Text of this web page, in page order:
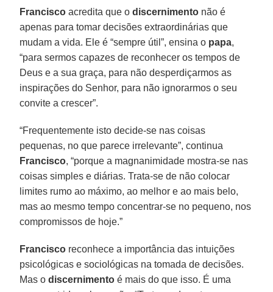
Francisco acredita que odiscernimento não é
apenas para tomar decisões extraordinárias que
mudam a vida. Ele é “sempre útil”, ensina o papa,
“para sermos capazes de reconhecer os tempos de
Deus e a sua graça, para não desperdiçarmos as
inspirações do Senhor, para não ignorarmos o seu
convite a crescer”.
“Frequentemente isto decide-se nas coisas
pequenas, no que parece irrelevante”, continua
Francisco, “porque a magnanimidade mostra-se nas
coisas simples e diárias. Trata-se de não colocar
limites rumo ao máximo, ao melhor e ao mais belo,
mas ao mesmo tempo concentrar-se no pequeno, nos
compromissos de hoje.”
Francisco reconhece a importância das intuições
psicológicas e sociológicas na tomada de decisões.
Mas odiscernimento é mais do que isso. É uma